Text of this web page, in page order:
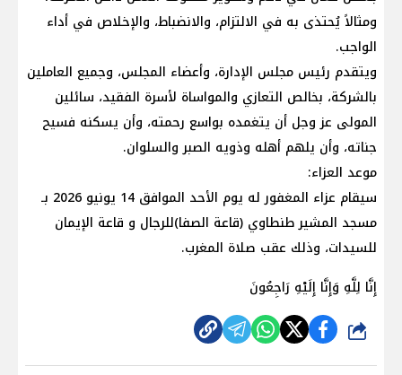
ومثالاً يُحتذى به في الالتزام، والانضباط، والإخلاص في أداء
الواجب.
​ويتقدم رئيس مجلس الإدارة، وأعضاء المجلس، وجميع العاملين
بالشركة، بخالص التعازي والمواساة لأسرة الفقيد، سائلين
المولى عز وجل أن يتغمده بواسع رحمته، وأن يسكنه فسيح
جناته، وأن يلهم أهله وذويه الصبر والسلوان.
​موعد العزاء:
سيقام عزاء المغفور له يوم الأحد الموافق 14 يونيو 2026 بـ
مسجد المشير طنطاوي (قاعة الصفا)للرجال و قاعة الإيمان
للسيدات، وذلك عقب صلاة المغرب.
​إِنَّا لِلَّهِ وَإِنَّا إِلَيْهِ رَاجِعُونَ
شارك